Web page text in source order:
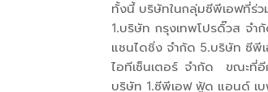
ทั้งนี้ บริษัทในกลุ่มซีพีเอฟที่ร่
1.บริษัท กรุงเทพโปรดิ๊วส จ
แชนไดชิ่ง จำกัด 5.บริษัท ซีพี
ไอทีเซ็นเตอร์ จำกัด ขณะที่
บริษัท 1.ซีพีเอฟ ฟู้ด แอนด์ เ